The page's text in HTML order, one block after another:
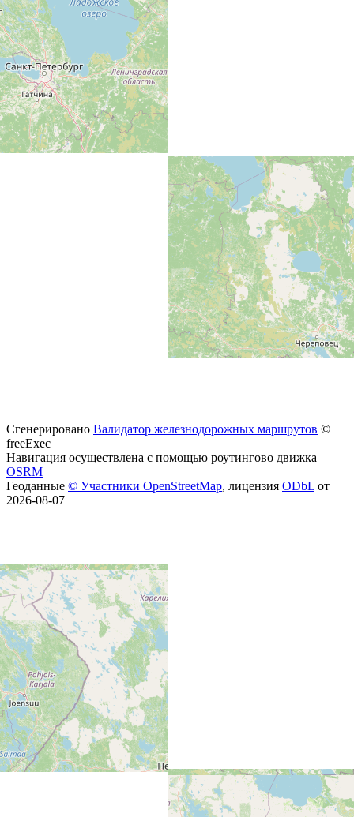
Сгенерировано Валидатор железнодорожных маршрутов ©
freeExec
Навигация осуществлена с помощью роутингово движка
OSRM
Геоданные © Участники OpenStreetMap, лицензия ODbL от
2026-08-07